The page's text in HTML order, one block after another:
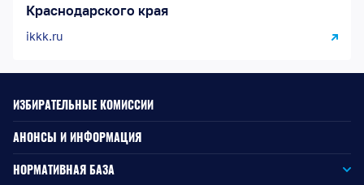
Краснодарского края
ikkk.ru
ИЗБИРАТЕЛЬНЫЕ КОМИССИИ
АНОНСЫ И ИНФОРМАЦИЯ
НОРМАТИВНАЯ БАЗА